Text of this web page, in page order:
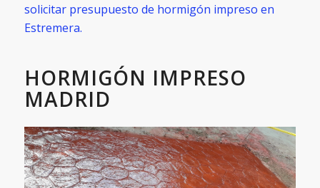
solicitar presupuesto de hormigón impreso en
Estremera.
HORMIGÓN IMPRESO
MADRID